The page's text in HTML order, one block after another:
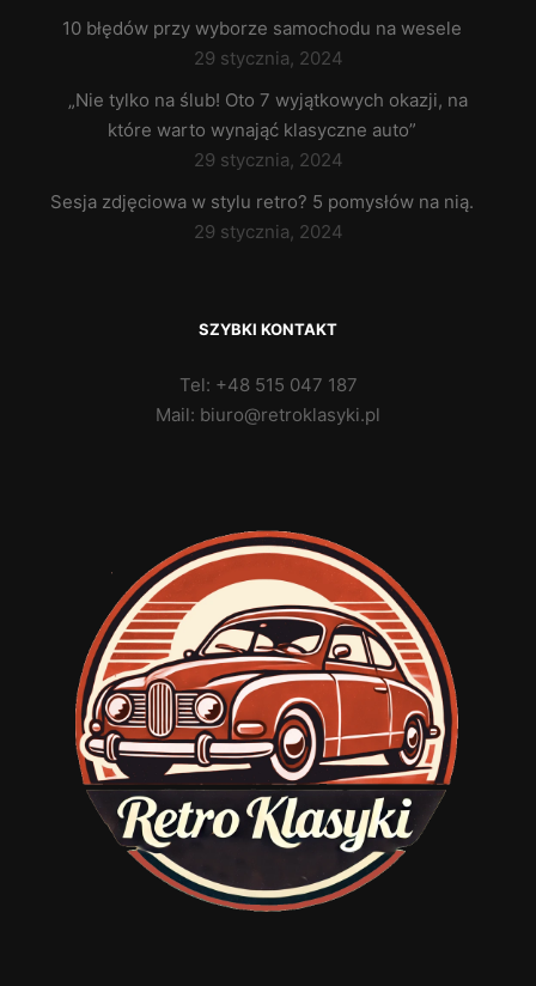
10 błędów przy wyborze samochodu na wesele
29 stycznia, 2024
„Nie tylko na ślub! Oto 7 wyjątkowych okazji, na
które warto wynająć klasyczne auto”
29 stycznia, 2024
Sesja zdjęciowa w stylu retro? 5 pomysłów na nią.
29 stycznia, 2024
SZYBKI KONTAKT
Tel: +48 515 047 187
Mail: biuro@retroklasyki.pl